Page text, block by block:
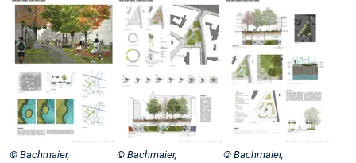
© Bachmaier,
© Bachmaier,
© Bachmaier,